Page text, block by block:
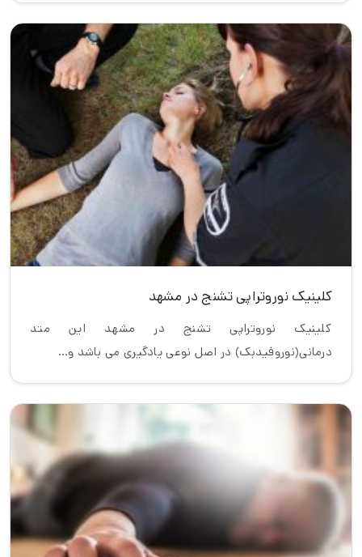
کلینیک نوروتراپی تشنج در مشهد
کلینیک نوروتراپی تشنج در مشهد این متد
درمانی(نوروفیدبک) در اصل نوعی یادگیری می باشد و…